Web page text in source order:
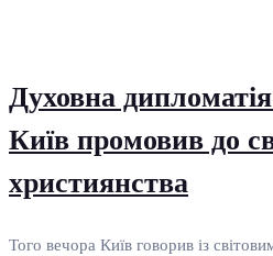
Духовна
Київ промовив до
християнства
Того вечора Київ говорив із